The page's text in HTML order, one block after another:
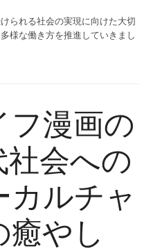
られる社会の実現に向けた大切
様な働き方を推進していきまし
フ漫画の
会への
カルチャ
癒やし